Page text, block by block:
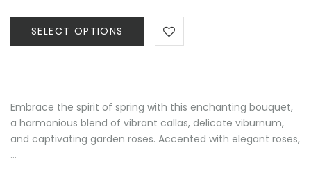
50,00 €
through
SELECT OPTIONS
Embrace the spirit of spring with this enchanting bouquet,
a harmonious blend of vibrant callas, delicate viburnum,
and captivating garden roses. Accented with elegant roses,
…